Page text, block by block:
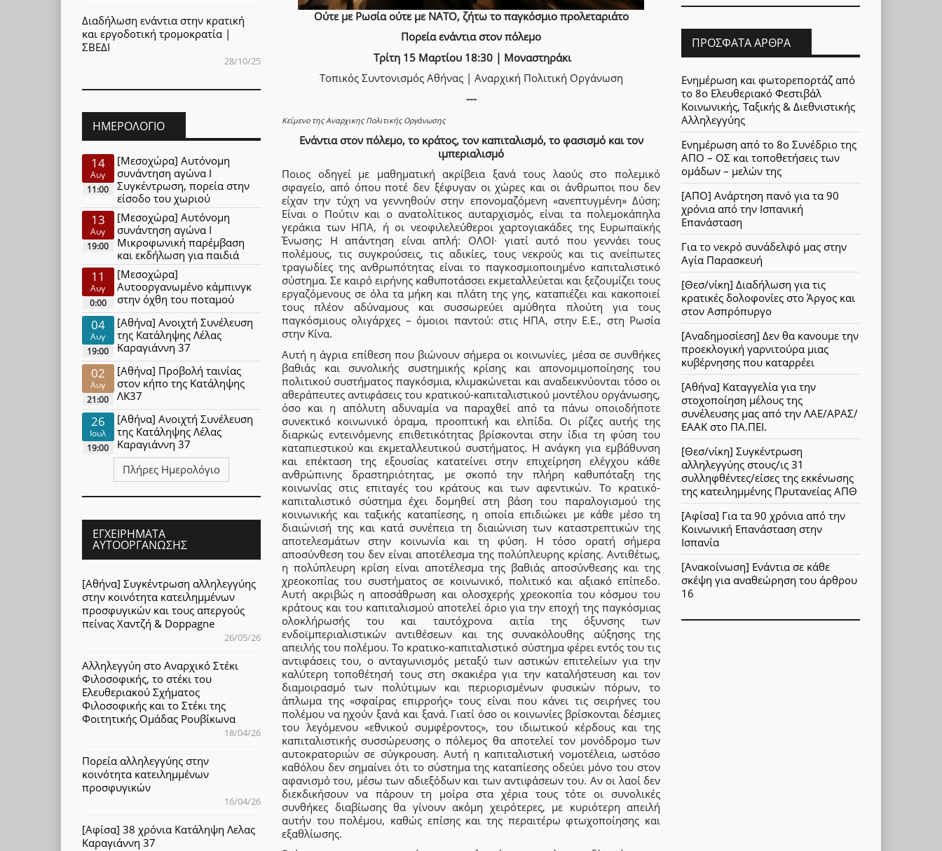
Ούτε με Ρωσία ούτε με ΝΑΤΟ, ζήτω το παγκόσμιο προλεταριάτο
Πορεία ενάντια στον πόλεμο
Τρίτη 15 Μαρτίου 18:30 | Μοναστηράκι
Τοπικός Συντονισμός Αθήνας | Αναρχική Πολιτική Οργάνωση
---
Κείμενο της Αναρχικης Πολιτικής Οργάνωσης
Ενάντια στον πόλεμο, το κράτος, τον καπιταλισμό, το φασισμό και τον
ιμπεριαλισμό
Ποιος οδηγεί με μαθηματική ακρίβεια ξανά τους λαούς στο πολεμικό
σφαγείο, από όπου ποτέ δεν ξέφυγαν οι χώρες και οι άνθρωποι που δεν
είχαν την τύχη να γεννηθούν στην επονομαζόμενη «ανεπτυγμένη» Δύση;
Είναι ο Πούτιν και ο ανατολίτικος αυταρχισμός, είναι τα πολεμοκάπηλα
γεράκια των ΗΠΑ, ή οι νεοφιλελεύθεροι χαρτογιακάδες της Ευρωπαϊκής
Ένωσης; Η απάντηση είναι απλή: ΟΛΟΙ∙ γιατί αυτό που γεννάει τους
πολέμους, τις συγκρούσεις, τις αδικίες, τους νεκρούς και τις ανείπωτες
τραγωδίες της ανθρωπότητας είναι το παγκοσμιοποιημένο καπιταλιστικό
σύστημα. Σε καιρό ειρήνης καθυποτάσσει εκμεταλλεύεται και ξεζουμίζει τους
εργαζόμενους σε όλα τα μήκη και πλάτη της γης, καταπιέζει και κακοποιεί
τους πλέον αδύναμους και συσσωρεύει αμύθητα πλούτη για τους
παγκόσμιους ολιγάρχες – όμοιοι παντού: στις ΗΠΑ, στην Ε.Ε., στη Ρωσία
στην Κίνα.
Αυτή η άγρια επίθεση που βιώνουν σήμερα οι κοινωνίες, μέσα σε συνθήκες
βαθιάς και συνολικής συστημικής κρίσης και απονομιμοποίησης του
πολιτικού συστήματος παγκόσμια, κλιμακώνεται και αναδεικνύονται τόσο οι
αθεράπευτες αντιφάσεις του κρατικού-καπιταλιστικού μοντέλου οργάνωσης,
όσο και η απόλυτη αδυναμία να παραχθεί από τα πάνω οποιοδήποτε
συνεκτικό κοινωνικό όραμα, προοπτική και ελπίδα. Οι ρίζες αυτής της
διαρκώς εντεινόμενης επιθετικότητας βρίσκονται στην ίδια τη φύση του
καταπιεστικού και εκμεταλλευτικού συστήματος. Η ανάγκη για εμβάθυνση
και επέκταση της εξουσίας κατατείνει στην επιχείρηση ελέγχου κάθε
ανθρώπινης δραστηριότητας, με σκοπό την πλήρη καθυπόταξη της
κοινωνίας στις επιταγές του κράτους και των αφεντικών. Το κρατικό-
καπιταλιστικό σύστημα έχει δομηθεί στη βάση του παραλογισμού της
κοινωνικής και ταξικής καταπίεσης, η οποία επιδιώκει με κάθε μέσο τη
διαιώνισή της και κατά συνέπεια τη διαιώνιση των καταστρεπτικών της
αποτελεσμάτων στην κοινωνία και τη φύση. Η τόσο ορατή σήμερα
αποσύνθεση του δεν είναι αποτέλεσμα της πολύπλευρης κρίσης. Αντιθέτως,
η πολύπλευρη κρίση είναι αποτέλεσμα της βαθιάς αποσύνθεσης και της
χρεοκοπίας του συστήματος σε κοινωνικό, πολιτικό και αξιακό επίπεδο.
Αυτή ακριβώς η αποσάθρωση και ολοσχερής χρεοκοπία του κόσμου του
κράτους και του καπιταλισμού αποτελεί όριο για την εποχή της παγκόσμιας
ολοκλήρωσής του και ταυτόχρονα αιτία της όξυνσης των
ενδοϊμπεριαλιστικών αντιθέσεων και της συνακόλουθης αύξησης της
απειλής του πολέμου. Το κρατικο-καπιταλιστικό σύστημα φέρει εντός του τις
αντιφάσεις του, ο ανταγωνισμός μεταξύ των αστικών επιτελείων για την
καλύτερη τοποθέτησή τους στη σκακιέρα για την καταλήστευση και τον
διαμοιρασμό των πολύτιμων και περιορισμένων φυσικών πόρων, το
άπλωμα της «σφαίρας επιρροής» τους είναι που κάνει τις σειρήνες του
πολέμου να ηχούν ξανά και ξανά. Γιατί όσο οι κοινωνίες βρίσκονται δέσμιες
του λεγόμενου «εθνικού συμφέροντος», του ιδιωτικού κέρδους και της
καπιταλιστικής συσσώρευσης ο πόλεμος θα αποτελεί τον μονόδρομο των
αυτοκρατοριών σε σύγκρουση. Αυτή η καπιταλιστική νομοτέλεια, ωστόσο
καθόλου δεν σημαίνει ότι το σύστημα της καταπίεσης οδεύει μόνο του στον
αφανισμό του, μέσω των αδιεξόδων και των αντιφάσεων του. Αν οι λαοί δεν
διεκδικήσουν να πάρουν τη μοίρα στα χέρια τους τότε οι συνολικές
συνθήκες διαβίωσης θα γίνουν ακόμη χειρότερες, με κυριότερη απειλή
αυτήν του πολέμου, καθώς επίσης και της περαιτέρω φτωχοποίησης και
εξαθλίωσης.
Διαδήλωση ενάντια στην κρατική
και εργοδοτική τρομοκρατία |
ΣΒΕΔΙ
28/10/25
ΗΜΕΡΟΛΌΓΙΟ
14
Αυγ
11:00
[Μεσοχώρα] Αυτόνομη
συνάντηση αγώνα Ι
Συγκέντρωση, πορεία στην
είσοδο του χωριού
13
Αυγ
19:00
[Μεσοχώρα] Αυτόνομη
συνάντηση αγώνα Ι
Μικροφωνική παρέμβαση
και εκδήλωση για παιδιά
11
Αυγ
0:00
[Μεσοχώρα]
Αυτοοργανωμένο κάμπινγκ
στην όχθη του ποταμού
04
Αυγ
19:00
[Αθήνα] Ανοιχτή Συνέλευση
της Κατάληψης Λέλας
Καραγιάννη 37
02
Αυγ
21:00
[Αθήνα] Προβολή ταινίας
στον κήπο της Κατάληψης
ΛΚ37
26
Ιουλ
19:00
[Αθήνα] Ανοιχτή Συνέλευση
της Κατάληψης Λέλας
Καραγιάννη 37
Πλήρες Ημερολόγιο
ΕΓΧΕΙΡΉΜΑΤΑ
ΑΥΤΟΟΡΓΆΝΩΣΗΣ
[Αθήνα] Συγκέντρωση αλληλεγγύης
στην κοινότητα κατειλημμένων
προσφυγικών και τους απεργούς
πείνας Χαντζή & Doppagne
26/05/26
Αλληλεγγύη στο Αναρχικό Στέκι
Φιλοσοφικής, το στέκι του
Ελευθεριακού Σχήματος
Φιλοσοφικής και το Στέκι της
Φοιτητικής Ομάδας Ρουβίκωνα
18/04/26
Πορεία αλληλεγγύης στην
κοινότητα κατειλημμένων
προσφυγικών
16/04/26
[Αφίσα] 38 χρόνια Κατάληψη Λελας
Καραγιάννη 37
ΠΡΌΣΦΑΤΑ ΆΡΘΡΑ
Ενημέρωση και φωτορεπορτάζ από
το 8ο Ελευθεριακό Φεστιβάλ
Κοινωνικής, Ταξικής & Διεθνιστικής
Αλληλεγγύης
Ενημέρωση από το 8ο Συνέδριο της
ΑΠΟ – ΟΣ και τοποθετήσεις των
ομάδων – μελών της
[ΑΠΟ] Ανάρτηση πανό για τα 90
χρόνια από την Ισπανική
Επανάσταση
Για το νεκρό συνάδελφό μας στην
Αγία Παρασκευή
[Θεσ/νίκη] Διαδήλωση για τις
κρατικές δολοφονίες στο Άργος και
στον Ασπρόπυργο
[Αναδημοσίεση] Δεν θα κανουμε την
προεκλογική γαρνιτούρα μιας
κυβέρνησης που καταρρέει
[Αθήνα] Καταγγελία για την
στοχοποίηση μέλους της
συνέλευσης μας από την ΛΑΕ/ΑΡΑΣ/
ΕΑΑΚ στο ΠΑ.ΠΕΙ.
[Θεσ/νίκη] Συγκέντρωση
αλληλεγγύης στους/ις 31
συλληφθέντες/είσες της εκκένωσης
της κατειλημμένης Πρυτανείας ΑΠΘ
[Αφίσα] Για τα 90 χρόνια από την
Κοινωνική Επανάσταση στην
Ισπανία
[Ανακοίνωση] Ενάντια σε κάθε
σκέψη για αναθεώρηση του άρθρου
16